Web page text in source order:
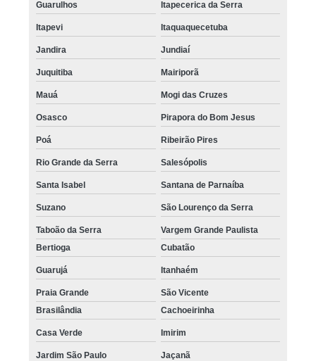
Guarulhos Itapecerica da Serra
Itapevi Itaquaquecetuba
Jandira Jundiaí
Juquitiba Mairiporã
Mauá Mogi das Cruzes
Osasco Pirapora do Bom Jesus
Poá Ribeirão Pires
Rio Grande da Serra Salesópolis
Santa Isabel Santana de Parnaíba
Suzano São Lourenço da Serra
Taboão da Serra
Vargem Grande Paulista
Bertioga
Cubatão
Guarujá Itanhaém
Praia Grande
São Vicente
Brasilândia
Cachoeirinha
Casa Verde Imirim
Jardim São Paulo Jaçanã